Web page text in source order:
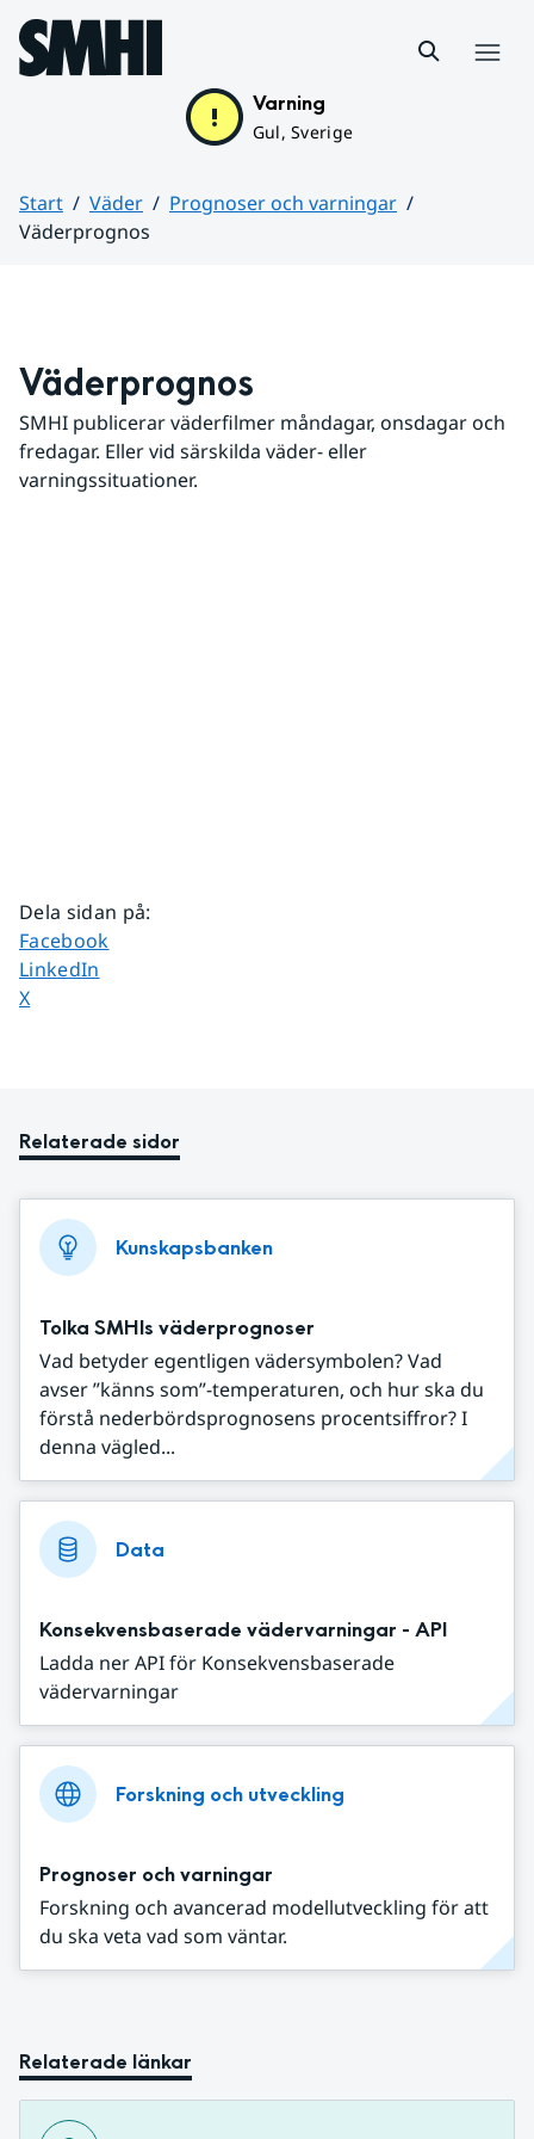
Hoppa till sidans innehåll
Varning
Gul, Sverige
Start Väder
Prognoser och varningar
Väderprognos
Väderprognos
SMHI publicerar väderfilmer måndagar, onsdagar och
fredagar. Eller vid särskilda väder- eller
varningssituationer.
Dela sidan på:
Dela sidan på
Facebook
Dela sidan på
LinkedIn
Dela sidan på
X
Relaterade sidor
Kunskapsbanken
Tolka SMHIs väderprognoser
Vad betyder egentligen vädersymbolen? Vad
avser ”känns som”-temperaturen, och hur ska du
förstå nederbördsprognosens procentsiffror? I
denna vägled...
Data
Konsekvensbaserade vädervarningar - API
Ladda ner API för Konsekvensbaserade
vädervarningar
Forskning och utveckling
Prognoser och varningar
Forskning och avancerad modellutveckling för att
du ska veta vad som väntar.
Relaterade länkar